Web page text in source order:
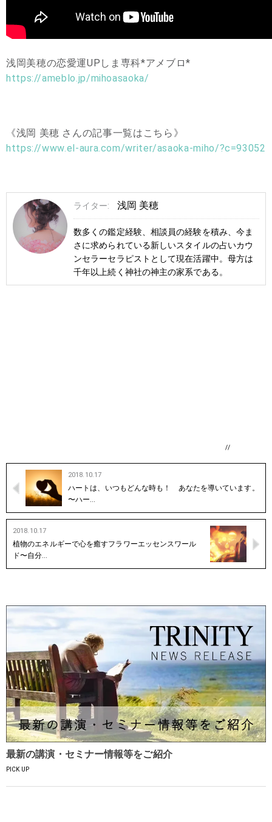
浅岡美穂の恋愛運UPしま専科*アメブロ*
https://ameblo.jp/mihoasaoka/
《浅岡 美穂 さんの記事一覧はこちら》
https://www.el-aura.com/writer/asaoka-miho/?c=93052
ライター: 浅岡 美穂
数多くの鑑定経験、相談員の経験を積み、今ま
さに求められている新しいスタイルの占いカウ
ンセラーセラピストとして現在活躍中。母方は
千年以上続く神社の神主の家系である。
//
2018.10.17
ハートは、いつもどんな時も！ あなたを導いています。
〜ハー…
2018.10.17
植物のエネルギーで心を癒すフラワーエッセンスワール
ド〜自分…
最新の講演・セミナー情報等をご紹介
PICK UP